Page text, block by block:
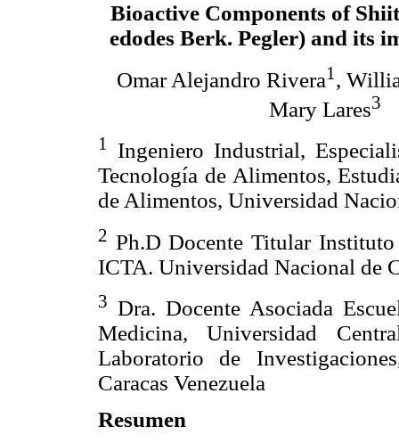
Bioactive Components of
edodes Berk. Pegler) and its
Omar Alejandro Rivera1 ,
Mary Lares3
1
Ingeniero Industrial,
Tecnología de Alimentos,
de Alimentos, Universidad
2 Ph.D Docente Titular
ICTA. Universidad Nacional de
3 Dra. Docente Asociada
Medicina, Universidad
Laboratorio de
Caracas Venezuela
Resumen